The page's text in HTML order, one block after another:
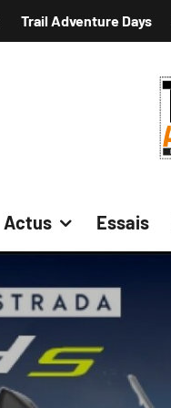
Trail Adventure Days
Actus Essais